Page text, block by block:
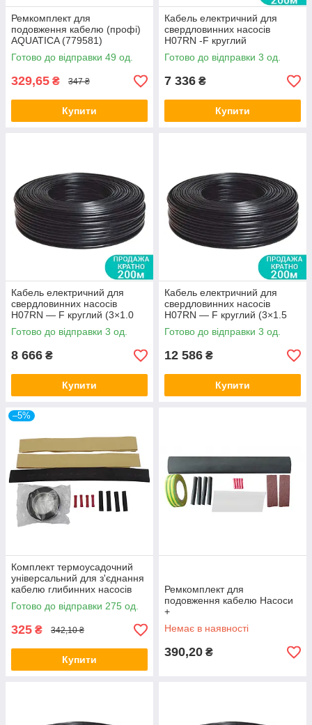
Ремкомплект для
подовження кабелю (профі)
AQUATICA (779581)
Готово до відправки 49 од.
329,65 ₴ 347 ₴
Купити
Кабель електричний для
свердловинних насосів
H07RN -F круглий
(3×0.75мм2) 200м Dongyin
арт.(779942)
Готово до відправки 3 од.
7 336 ₴
Купити
Кабель електричний для
свердловинних насосів
H07RN — F круглий (3×1.0
мм2) 200 м Dongyin арт.
(779943)
Готово до відправки 3 од.
8 666 ₴
Купити
Кабель електричний для
свердловинних насосів
H07RN — F круглий (3×1.5
мм2) 200 м Dongyin арт.
(779945)
Готово до відправки 3 од.
12 586 ₴
Купити
–5%
Комплект термоусадочний
універсальний для з'єднання
кабелю глибинних насосів
Готово до відправки 275 од.
325 ₴ 342,10 ₴
Купити
Ремкомплект для
подовження кабелю Насоси
+
Немає в наявності
390,20 ₴